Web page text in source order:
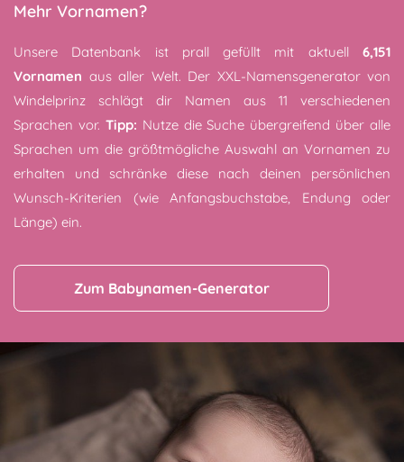
Mehr Vornamen?
Unsere Datenbank ist prall gefüllt mit aktuell 6,151
Vornamen aus aller Welt. Der XXL-Namensgenerator von
Windelprinz schlägt dir Namen aus 11 verschiedenen
Sprachen vor. Tipp: Nutze die Suche übergreifend über alle
Sprachen um die größtmögliche Auswahl an Vornamen zu
erhalten und schränke diese nach deinen persönlichen
Wunsch-Kriterien (wie Anfangsbuchstabe, Endung oder
Länge) ein.
Zum Babynamen-Generator